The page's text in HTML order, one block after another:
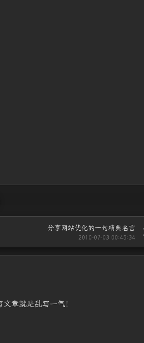
分享网站优化的一句精典名言
2010-07-03 00:45:34
章就是乱写一气！